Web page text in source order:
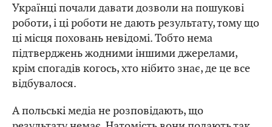
Українці почали давати дозволи на пошукові
роботи, і ці роботи не дають результату, тому що
ці місця поховань невідомі. Тобто нема
підтверджень жодними іншими джерелами,
крім спогадів когось, хто нібито знає, де це все
відбувалося.
А польські медіа не розповідають, що